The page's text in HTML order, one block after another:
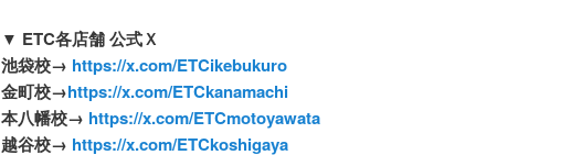
▼ ETC各店舗公式Ｘ
池袋校→ https://x.com/ETCikebukuro
金町校→https://x.com/ETCkanamachi
本八幡校→ https://x.com/ETCmotoyawata
越谷校→ https://x.com/ETCkoshigaya